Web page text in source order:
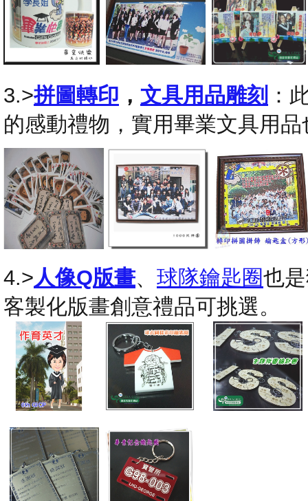
3.>拼圖轉印 ， 文具用品雕刻 ：
的感動禮物，實用畢業文具用
4.>人像Q版畫、 球隊鑰匙圈也
客製化版畫創意禮品可挑選。